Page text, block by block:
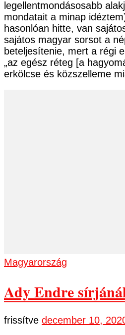
legellentmondásosabb
mondatait a minap
hasonlóan hitte, van
sajátos magyar sorsot a
beteljesítenie, mert a régi
„az egész réteg [a
erkölcse és közszelleme
Magyarország
Ady Endre
frissítve december 10,